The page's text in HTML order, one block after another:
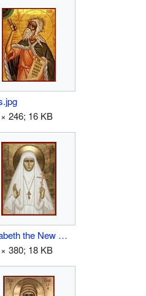
246; 16 KB
Elizabeth the New Martyr.jpg
380; 18 KB